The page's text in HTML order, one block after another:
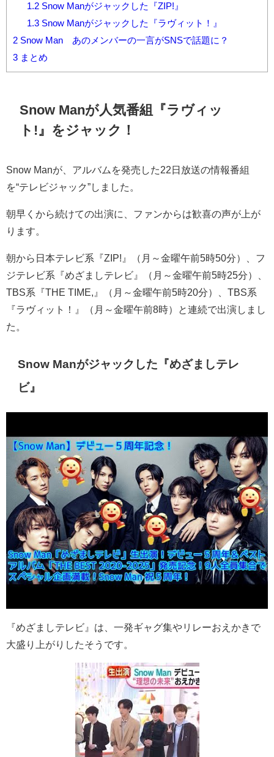
1.2Snow Manがジャックした『ZIP!』
1.3Snow Manがジャックした『ラヴィット！』
2 Snow Man あのメンバーの一言がSNSで話題に？
3 まとめ
Snow Manが人気番組『ラヴィッ
ト!』をジャック！
Snow Manが、アルバムを発売した22日放送の情報番組
を“テレビジャック”しました。
朝早くから続けての出演に、ファンからは歓喜の声が上が
ります。
朝から日本テレビ系『ZIP!』（月～金曜午前5時50分）、フ
ジテレビ系『めざましテレビ 』（月～金曜午前5時25分）、
TBS系『THE TIME,』（月～金曜午前5時20分）、TBS系
『ラヴィット！』（月～金曜午前8時）と連続で出演しまし
た。
Snow Manがジャックした『めざましテレ
ビ』
『めざましテレビ』 は、一発ギャグ集やリレーおえかきで
大盛り上がりしたそうです。